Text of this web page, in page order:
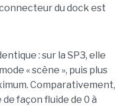
du dock est
: sur la SP3, elle
« scène », puis plus
Comparativement,
façon fluide de 0 à